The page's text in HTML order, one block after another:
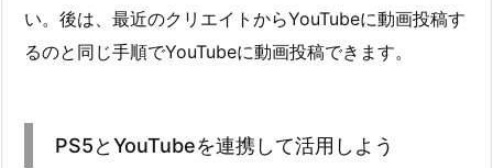
い。後は、最近のクリエイトからYouTubeに動画投稿す
るのと同じ手順でYouTubeに動画投稿できます。
PS5とYouTubeを連携して活用しよう